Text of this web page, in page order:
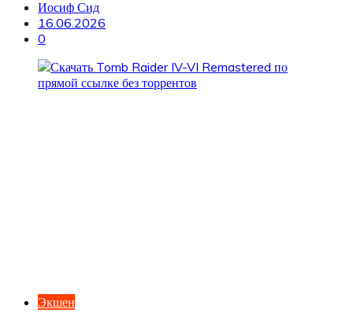
Иосиф Сид
16.06.2026
0
Экшен